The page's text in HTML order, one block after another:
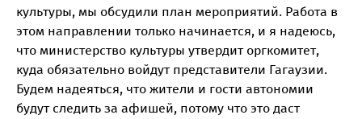
культуры, мы обсудили план мероприятий. Работа в
этом направлении только начинается, и я надеюсь,
что министерство культуры утвердит оргкомитет,
куда обязательно войдут представители Гагаузии.
Будем надеяться, что жители и гости автономии
будут следить за афишей, потому что это даст